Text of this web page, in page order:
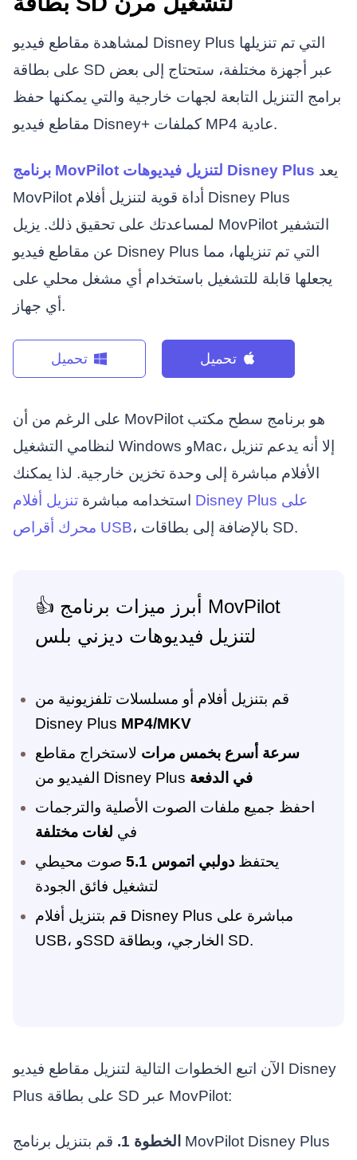
لمشاهدة مقاطع فيديو Disney Plus التي تم تنزيلها
على بطاقة SD عبر أجهزة مختلفة، ستحتاج إلى بعض
برامج التنزيل التابعة لجهات خارجية والتي يمكنها حفظ
مقاطع فيديو Disney+ كملفات MP4 عادية.
برنامج MovPilot لتنزيل فيديوهات Disney Plus
MovPilot أداة قوية لتنزيل أفلام Disney Plus
لمساعدتك على تحقيق ذلك. يزيل MovPilot التشفير
عن مقاطع فيديو Disney Plus التي تم تنزيلها، مما
يجعلها قابلة للتشغيل باستخدام أي مشغل محلي على
أي جهاز.
تحميل تحميل
على الرغم من أن MovPilot هو برنامج سطح مكتب
لنظامي التشغيل Windows وMac، إلا أنه يدعم تنزيل
الأفلام مباشرة إلى وحدة تخزين خارجية. لذا يمكنك
استخدامه مباشرةتنزيل أفلام Disney Plus على
محرك أقراص USB
، بالإضافة إلى بطاقات SD.
👍 أبرز ميزات برنامج MovPilot
لتنزيل فيديوهات ديزني بلس
قم بتنزيل أفلام أو مسلسلات تلفزيونية من
Disney Plus MP4/MKV
سرعة أسرع بخمس مرات لاستخراج مقاطع
الفيديو من Disney Plus في الدفعة
احفظ جميع ملفات الصوت الأصلية والترجمات
في لغات مختلفة
يحتفظدولبي اتموس 5.1
صوت محيطي
لتشغيل فائق الجودة
قم بتنزيل أفلام Disney Plus مباشرة على
USB، وSSD الخارجي، وبطاقة SD.
الآن اتبع الخطوات التالية لتنزيل مقاطع فيديو Disney
Plus على بطاقة SD عبر MovPilot:
الخطوة 1.
قم بتنزيل برنامج MovPilot Disney Plus